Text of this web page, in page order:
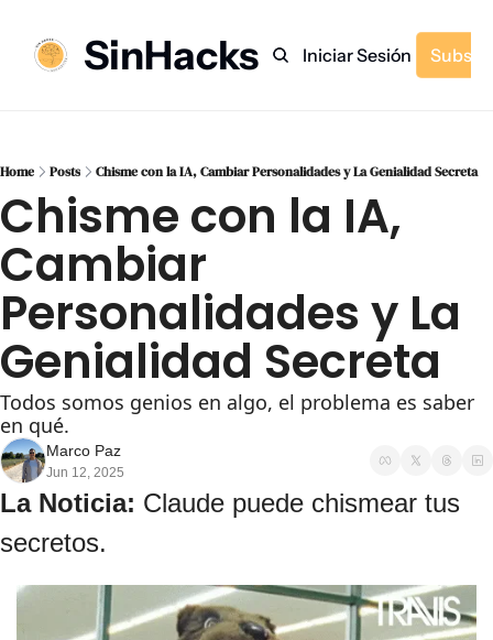
SinHacks
Inicio Archivo Etiquetas Recomendaciones
Iniciar Sesión
Home Posts Chisme con la IA, Cambiar Personalidades y La Genialidad Secreta
Chisme con la IA,
Cambiar
Personalidades y La
Genialidad Secreta
Todos somos genios en algo, el problema es saber
en qué.
Marco Paz
Jun 12, 2025
La Noticia: Claude puede chismear tus
secretos.